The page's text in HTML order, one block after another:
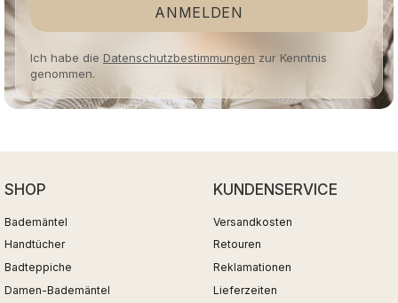
ANMELDEN
Ich habe die Datenschutzbestimmungen zur Kenntnis
genommen.
SHOP
Bademäntel
Handtücher
Badteppiche
Damen-Bademäntel
KUNDENSERVICE
Versandkosten
Retouren
Reklamationen
Lieferzeiten